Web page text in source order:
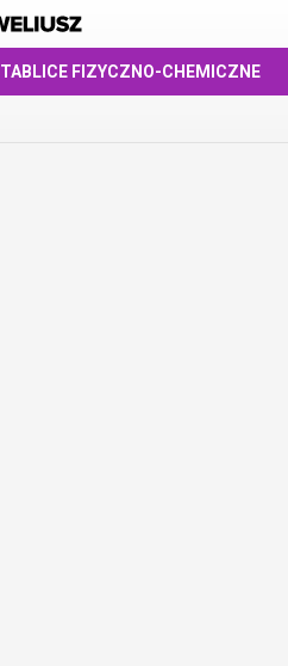
TABLICE FIZYCZNO-CHEMICZNE